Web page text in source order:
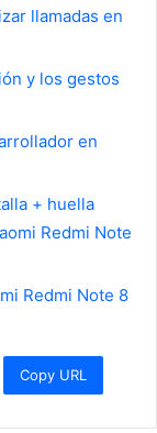
llamadas en
y los gestos
en
+ huella
Redmi Note
Redmi Note 8
Copy URL